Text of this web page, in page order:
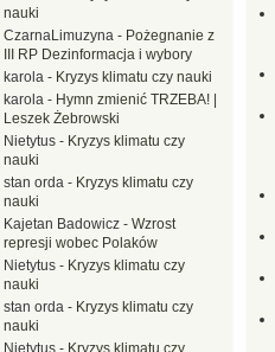
nauki
CzarnaLimuzyna - Pożegnanie z
III RP Dezinformacja i wybory
karola - Kryzys klimatu czy nauki
karola - Hymn zmienić TRZEBA! |
Leszek Żebrowski
Nietytus - Kryzys klimatu czy
nauki
stan orda - Kryzys klimatu czy
nauki
Kajetan Badowicz - Wzrost
represji wobec Polaków
Nietytus - Kryzys klimatu czy
nauki
stan orda - Kryzys klimatu czy
nauki
Nietytus - Kryzys klimatu czy